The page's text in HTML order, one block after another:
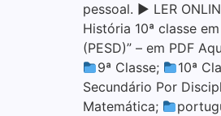
pessoal. ▶ LER
História 10ª classe
(PESD)” – em PDF
9ª Classe;
10ª
Secundário Por
Matemática;